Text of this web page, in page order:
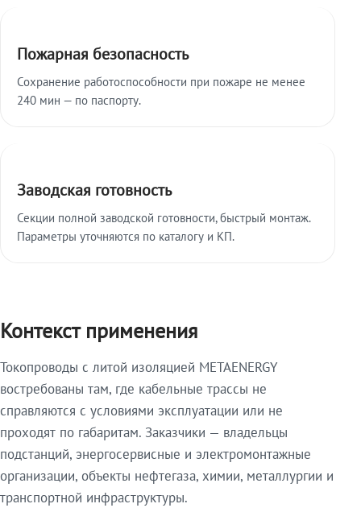
Пожарная безопасность
Сохранение работоспособности при пожаре не менее
240 мин — по паспорту.
Заводская готовность
Секции полной заводской готовности, быстрый монтаж.
Параметры уточняются по каталогу и КП.
Контекст применения
Токопроводы с литой изоляцией METAENERGY
востребованы там, где кабельные трассы не
справляются с условиями эксплуатации или не
проходят по габаритам. Заказчики — владельцы
подстанций, энергосервисные и электромонтажные
организации, объекты нефтегаза, химии, металлургии и
транспортной инфраструктуры.